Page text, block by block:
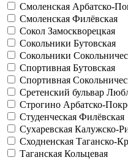
Смоленская Арбатско-
Смоленская Филёвская
Сокол Замоскворецкая
Сокольники Бутовская
Сокольники
Спортивная Бутовская
Спортивная
Сретенский бульвар
Строгино Арбатско-
Студенческая Филёвская
Сухаревская Калужско-
Сходненская Таганско-
Таганская Кольцевая